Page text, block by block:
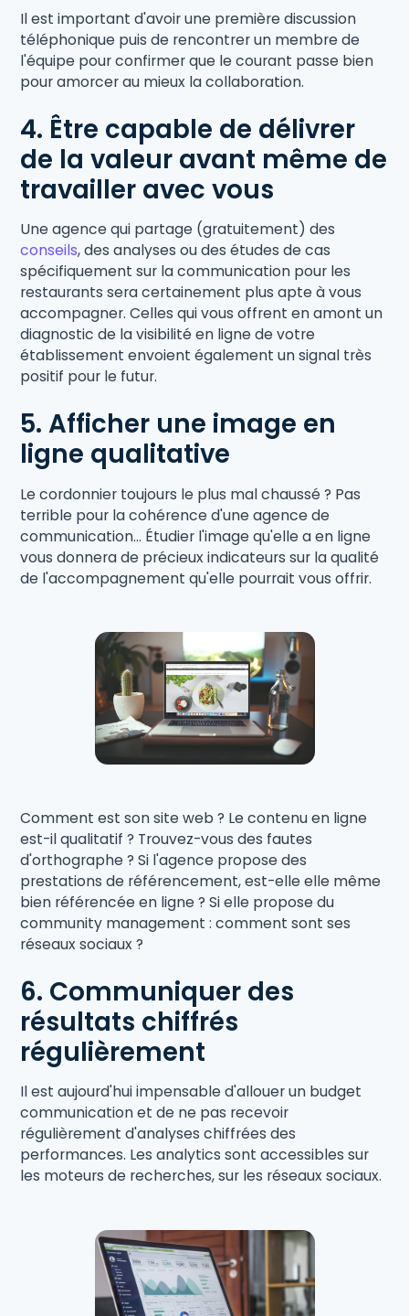
Il est important d'avoir une première discussion
téléphonique puis de rencontrer un membre de
l'équipe pour confirmer que le courant passe bien
pour amorcer au mieux la collaboration.
4. Être capable de délivrer
de la valeur avant même de
travailler avec vous
Une agence qui partage (gratuitement) des
conseils, des analyses ou des études de cas
spécifiquement sur la communication pour les
restaurants sera certainement plus apte à vous
accompagner. Celles qui vous offrent en amont un
diagnostic de la visibilité en ligne de votre
établissement envoient également un signal très
positif pour le futur.
5. Afficher une image en
ligne qualitative
Le cordonnier toujours le plus mal chaussé ? Pas
terrible pour la cohérence d'une agence de
communication... Étudier l'image qu'elle a en ligne
vous donnera de précieux indicateurs sur la qualité
de l'accompagnement qu'elle pourrait vous offrir.
Comment est son site web ? Le contenu en ligne
est-il qualitatif ? Trouvez-vous des fautes
d'orthographe ? Si l'agence propose des
prestations de référencement, est-elle elle même
bien référencée en ligne ? Si elle propose du
community management : comment sont ses
réseaux sociaux ?
6. Communiquer des
résultats chiffrés
régulièrement
Il est aujourd'hui impensable d'allouer un budget
communication et de ne pas recevoir
régulièrement d'analyses chiffrées des
performances. Les analytics sont accessibles sur
les moteurs de recherches, sur les réseaux sociaux.